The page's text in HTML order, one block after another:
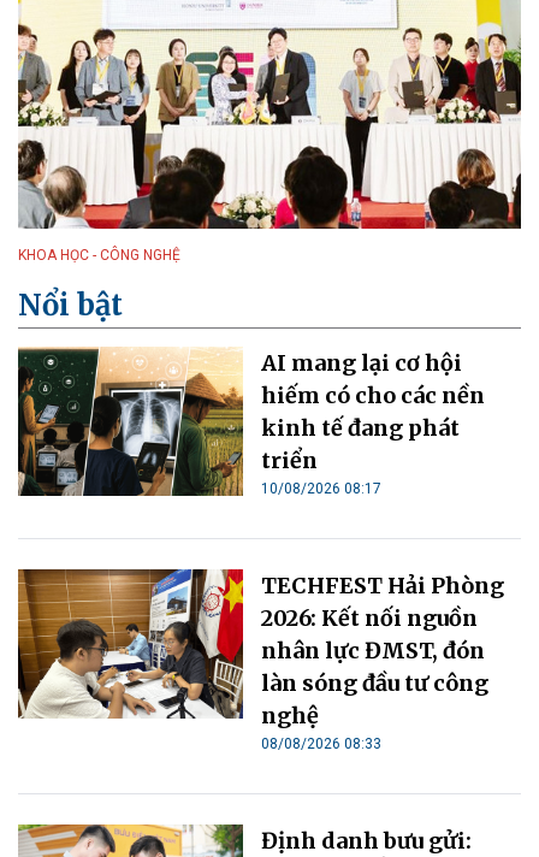
KHOA HỌC - CÔNG NGHỆ
Nổi bật
AI mang lại cơ hội
hiếm có cho các nền
kinh tế đang phát
triển
10/08/2026 08:17
TECHFEST Hải Phòng
2026: Kết nối nguồn
nhân lực ĐMST, đón
làn sóng đầu tư công
nghệ
08/08/2026 08:33
Định danh bưu gửi: